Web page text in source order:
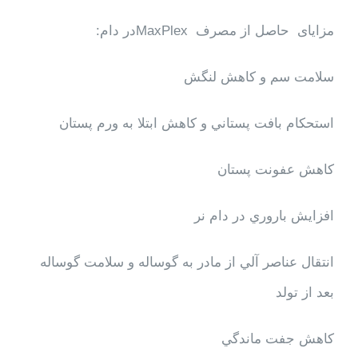
مزایای حاصل از مصرف MaxPlexدر دام:
سلامت سم و كاهش لنگش
استحكام بافت پستاني و كاهش ابتلا به ورم پستان
كاهش عفونت پستان
افزايش باروري در دام نر
انتقال عناصر آلي از مادر به گوساله و سلامت گوساله
بعد از تولد
كاهش جفت ماندگي